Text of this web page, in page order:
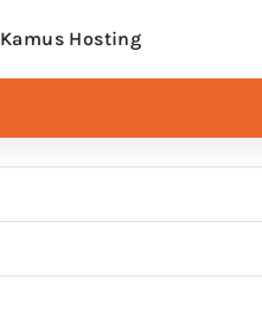
Kamus Hosting